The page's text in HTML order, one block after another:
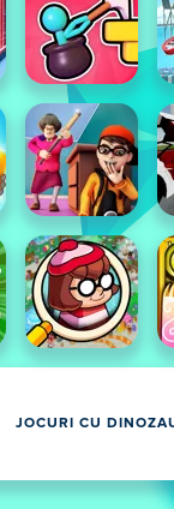
JOCURI CU